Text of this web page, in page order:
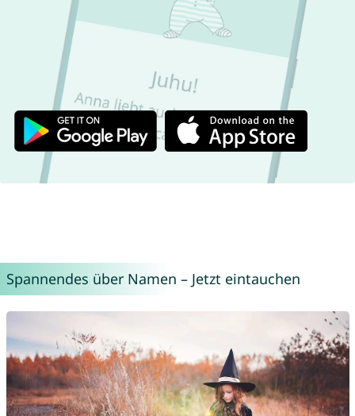
Spannendes über Namen – Jetzt eintauchen